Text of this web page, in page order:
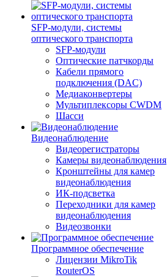
SFP-модули, системы
оптического транспорта
SFP-модули
Оптические патчкорды
Кабели прямого
подключения (DAC)
Медиаконвертеры
Мультиплексоры CWDM
Шасси
Видеонаблюдение
Видеорегистраторы
Камеры видеонаблюдения
Кронштейны для камер
видеонаблюдения
ИК-подсветка
Переходники для камер
видеонаблюдения
Видеозвонки
Программное обеспечение
Лицензии MikroTik
RouterOS